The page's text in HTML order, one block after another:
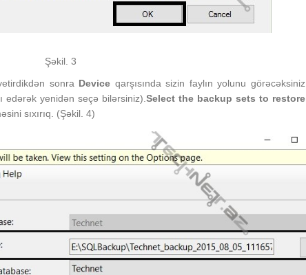
Şəkil. 3
sonra Device qarşısında sizin faylın yolunu görəcəksiniz
edərək yenidən seçə bilərsiniz). Select the backup sets to restore
sıxırıq. (Şəkil. 4)